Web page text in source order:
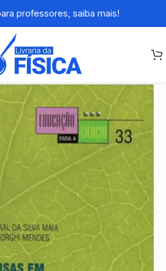
professores, saiba mais!